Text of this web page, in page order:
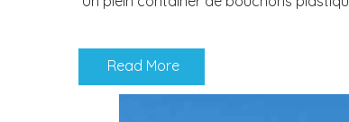
Read More